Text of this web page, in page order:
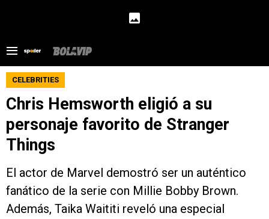
CELEBRITIES
Chris Hemsworth eligió a su
personaje favorito de Stranger
Things
El actor de Marvel demostró ser un auténtico
fanático de la serie con Millie Bobby Brown.
Además, Taika Waititi reveló una especial